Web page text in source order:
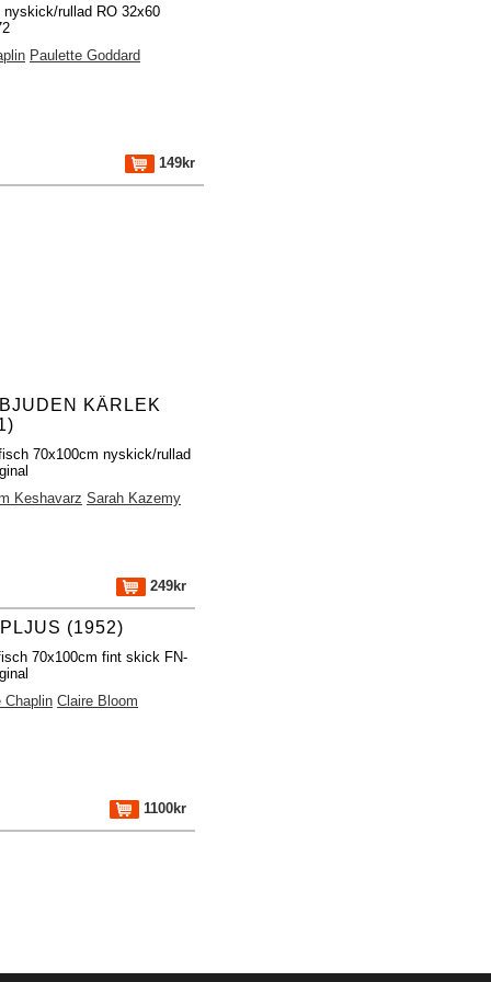
rullad RO 32x60
Paulette Goddard
149kr
KÄRLEK
70x100cm nyskick/rullad
Keshavarz Sarah Kazemy
249kr
(1952)
70x100cm fint skick FN-
Chaplin Claire Bloom
1100kr